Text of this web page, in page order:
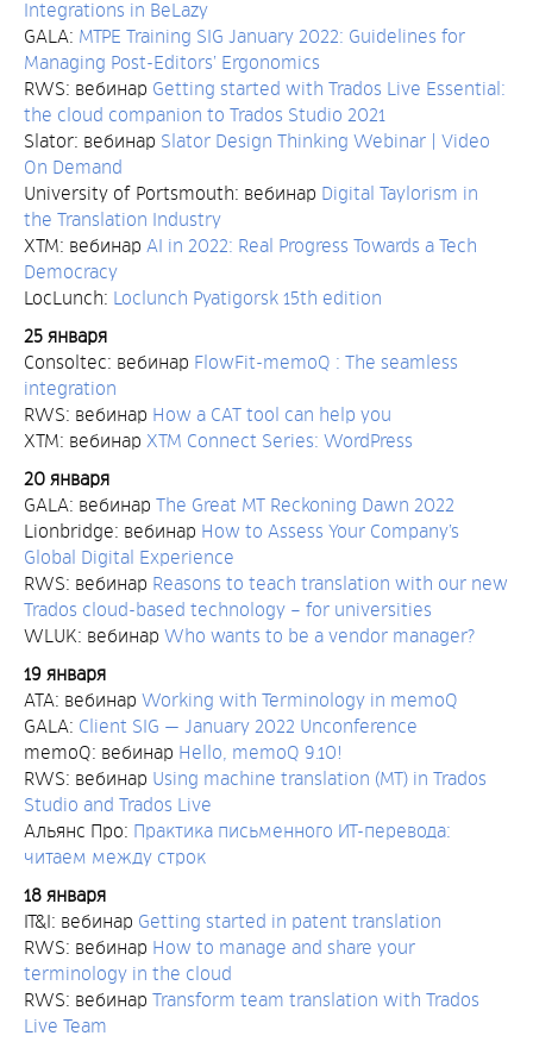
Integrations in BeLazy
GALA: MTPE Training SIG January 2022: Guidelines for
Managing Post-Editors’ Ergonomics
RWS: вебинар Getting started with Trados Live Essential:
the cloud companion to Trados Studio 2021
Slator: вебинар Slator Design Thinking Webinar | Video
On Demand
University of Portsmouth: вебинар Digital Taylorism in
the Translation Industry
XTM: вебинар AI in 2022: Real Progress Towards a Tech
Democracy
LocLunch:
Loclunch Pyatigorsk 15th edition
25 января
Consoltec: вебинар FlowFit-memoQ : The seamless
integration
RWS: вебинар How a CAT tool can help you
XTM: вебинар XTM Connect Series: WordPress
20 января
GALA: вебинар The Great MT Reckoning Dawn 2022
Lionbridge: вебинар How to Assess Your Company’s
Global Digital Experience
RWS: вебинар Reasons to teach translation with our new
Trados cloud-based technology – for universities
WLUK: вебинар Who wants to be a vendor manager?
19 января
ATA: вебинар Working with Terminology in memoQ
GALA: Client SIG — January 2022 Unconference
memoQ: вебинар Hello, memoQ 9.10!
RWS: вебинар Using machine translation (MT) in Trados
Studio and Trados Live
Альянс Про: Практика письменного ИТ-перевода:
читаем между строк
18 января
IT&I: вебинар Getting started in patent translation
RWS: вебинар How to manage and share your
terminology in the cloud
RWS: вебинар Transform team translation with Trados
Live Team